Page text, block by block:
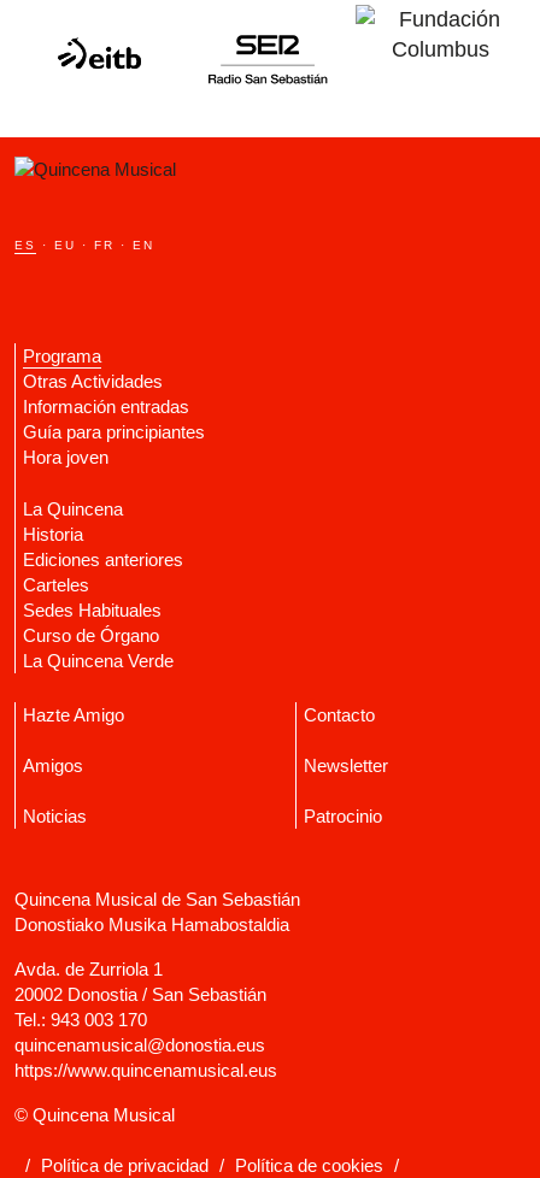
ES · EU · FR · EN
Programa
Otras Actividades
Información entradas
Guía para principiantes
Hora joven
La Quincena
Historia
Ediciones anteriores
Carteles
Sedes Habituales
Curso de Órgano
La Quincena Verde
Hazte Amigo
Amigos
Noticias
Contacto
Newsletter
Patrocinio
Quincena Musical de San Sebastián
Donostiako Musika Hamabostaldia
Avda. de Zurriola 1
20002 Donostia / San Sebastián
Tel.: 943 003 170
quincenamusical@donostia.eus
https://www.quincenamusical.eus
© Quincena Musical
/ Política de privacidad / Política de cookies /